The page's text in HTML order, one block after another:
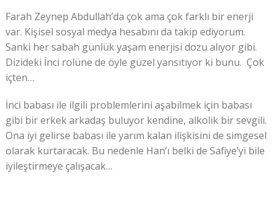
Farah Zeynep Abdullah’da çok ama çok farklı bir enerji
var. Kişisel sosyal medya hesabını da takip ediyorum.
Sanki her sabah günlük yaşam enerjisi dozu alıyor gibi.
Dizideki İnci rolüne de öyle güzel yansıtıyor ki bunu. Çok
içten…
İnci babası ile ilgili problemlerini aşabilmek için babası
gibi bir erkek arkadaş buluyor kendine, alkolik bir sevgili.
Ona iyi gelirse babası ile yarım kalan ilişkisini de simgesel
olarak kurtaracak. Bu nedenle Han’ı belki de Safiye’yi bile
iyileştirmeye çalışacak…